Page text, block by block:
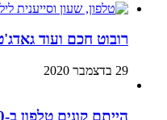
רובוט חכם ועוד
29 בדצמבר 2020
הייתם קונים טלפון ב-24,000 שקל?